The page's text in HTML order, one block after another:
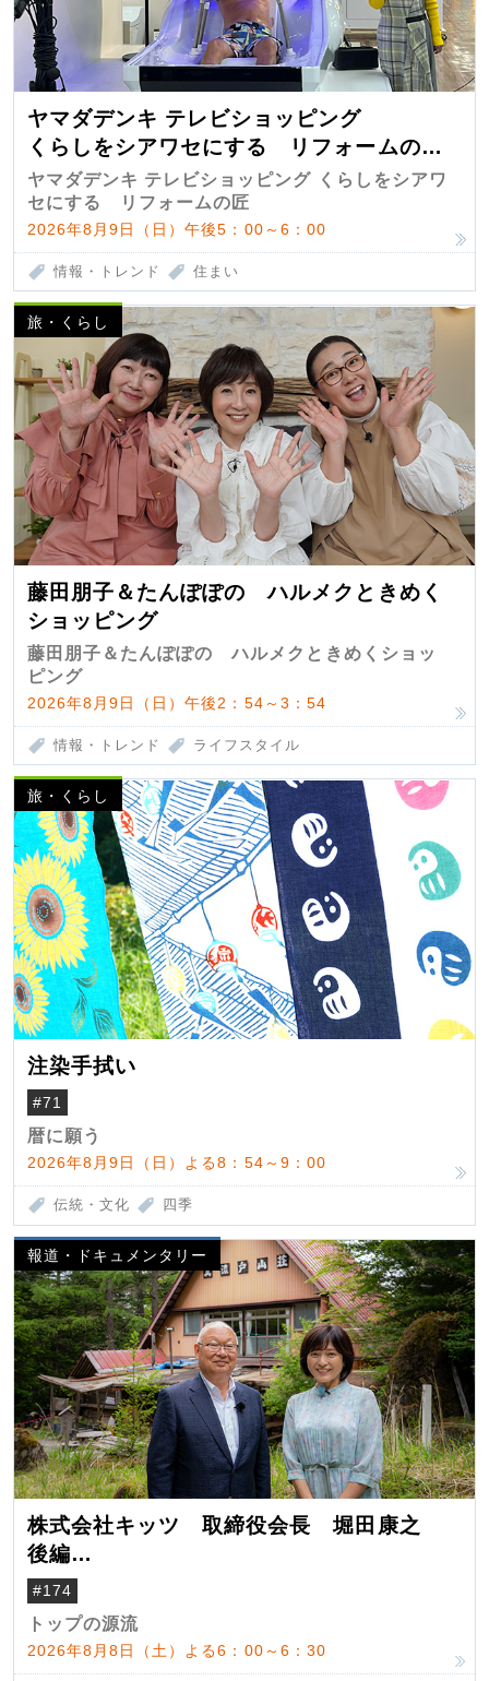
ヤマダデンキ テレビショッピング
くらしをシアワセにする リフォームの
匠 第7弾
ヤマダデンキ テレビショッピング くらしをシアワ
セにする リフォームの匠
2026年8月9日（日）午後5：00～6：00
情報・トレンド 住まい
旅・くらし
藤田朋子＆たんぽぽの ハルメクときめく
ショッピング
藤田朋子＆たんぽぽの ハルメクときめくショッ
ピング
2026年8月9日（日）午後2：54～3：54
情報・トレンド ライフスタイル
旅・くらし
注染手拭い
#71
暦に願う
2026年8月9日（日）よる8：54～9：00
伝統・文化 四季
報道・ドキュメンタリー
株式会社キッツ 取締役会長 堀田康之
後編
米国駐在でも浮かんだ八ヶ岳 山小屋を営
んだ父母
#174
トップの源流
2026年8月8日（土）よる6：00～6：30